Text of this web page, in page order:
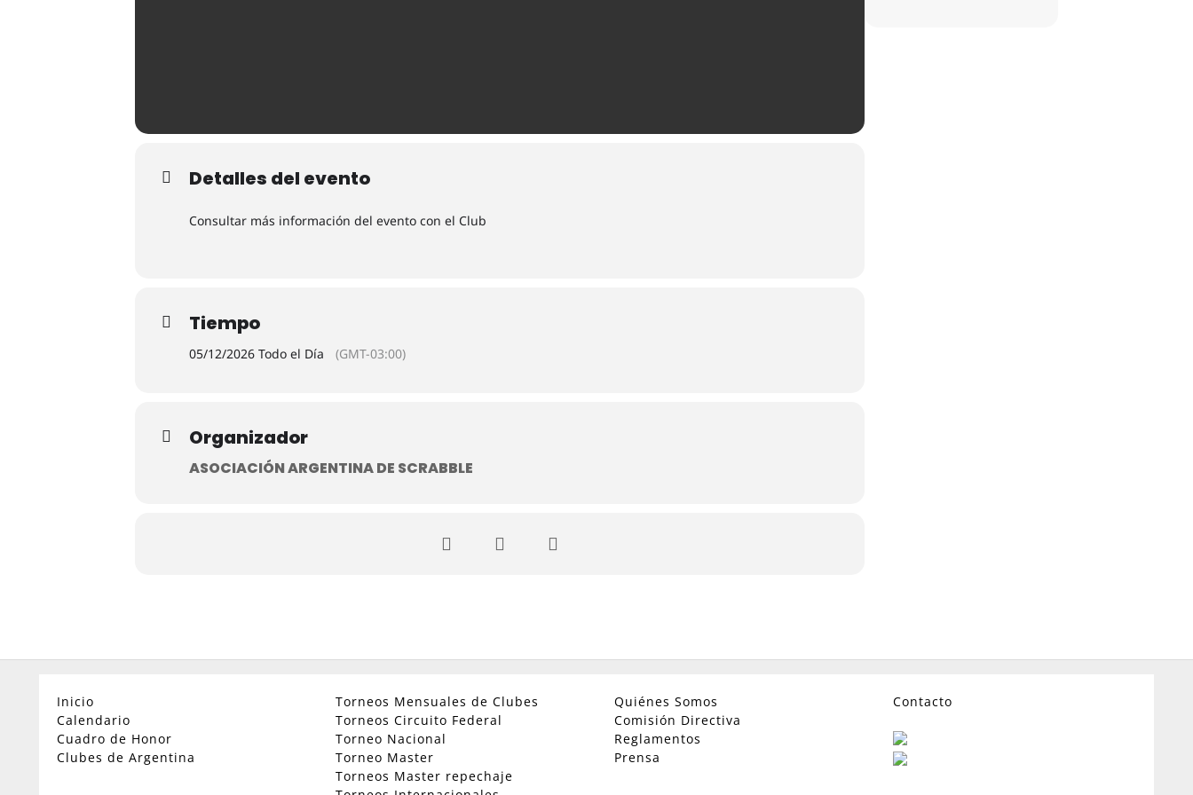
Detalles del evento
Consultar más información del evento con el Club
Tiempo
05/12/2026 Todo el Día (GMT-03:00)
Organizador
ASOCIACIÓN ARGENTINA DE SCRABBLE
Inicio
Calendario
Cuadro de Honor
Clubes de Argentina
Torneos Mensuales de Clubes
Torneos Circuito Federal
Torneo Nacional
Torneo Master
Torneos Master repechaje
Quiénes Somos
Comisión Directiva
Reglamentos
Prensa
Contacto